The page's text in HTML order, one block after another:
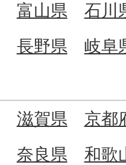
富山県
石川
長野県
岐阜
滋賀県
京都
奈良県 和歌